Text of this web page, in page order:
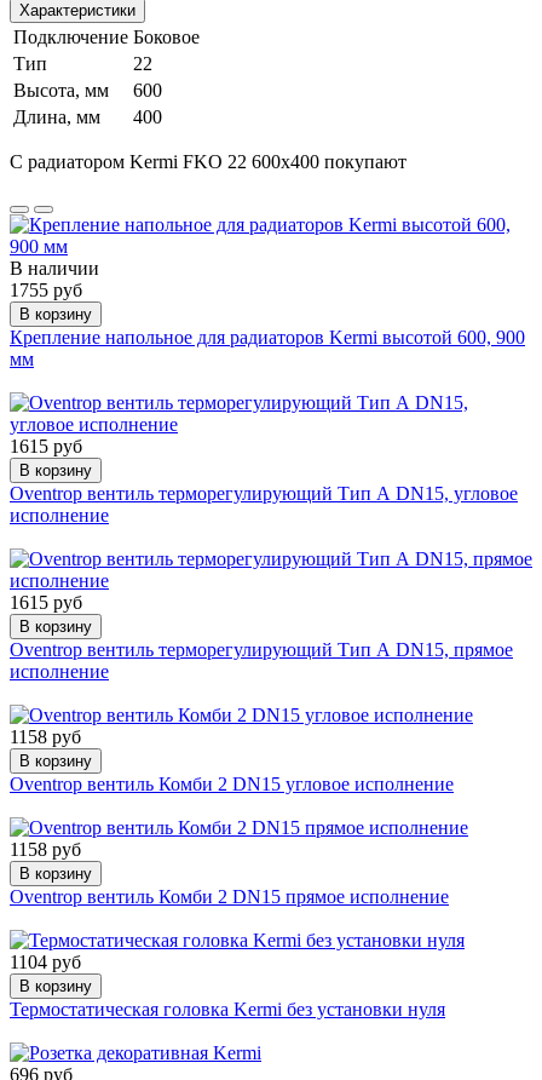
Характеристики
Подключение Боковое
Тип
22
Высота, мм
600
Длина, мм
400
С радиатором Kermi FKO 22 600x400 покупают
В наличии
1755 руб
В корзину
Крепление напольное для радиаторов Kermi высотой 600, 900
мм
1615 руб
В корзину
Oventrop вентиль терморегулирующий Тип А DN15, угловое
исполнение
1615 руб
В корзину
Oventrop вентиль терморегулирующий Тип А DN15, прямое
исполнение
1158 руб
В корзину
Oventrop вентиль Комби 2 DN15 угловое исполнение
1158 руб
В корзину
Oventrop вентиль Комби 2 DN15 прямое исполнение
1104 руб
В корзину
Термостатическая головка Kermi без установки нуля
696 руб